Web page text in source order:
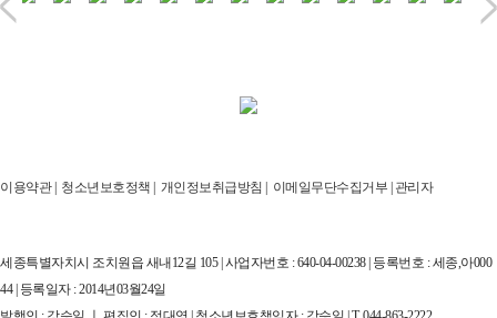
이용약관| 청소년보호정책 | 개인정보취급방침 | 이메일무단수집거부 | 관리자
세종특별자치시 조치원읍 새내12길 105 | 사업자번호 : 640-04-00238 | 등록번호 : 세종,아000
44 | 등록일자 : 2014년03월24일